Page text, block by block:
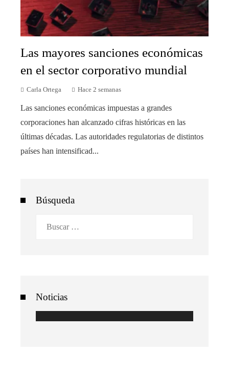
Las mayores sanciones económicas
en el sector corporativo mundial
Carla Ortega Hace 2 semanas
Las sanciones económicas impuestas a grandes
corporaciones han alcanzado cifras históricas en las
últimas décadas. Las autoridades regulatorias de distintos
países han intensificad...
Búsqueda
Noticias